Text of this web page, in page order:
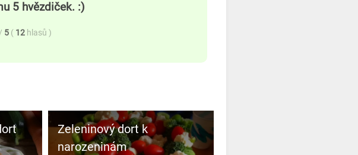
5 hvězdiček. :)
/ 5 ( 12 hlasů )
Zeleninový dort k
narozeninám